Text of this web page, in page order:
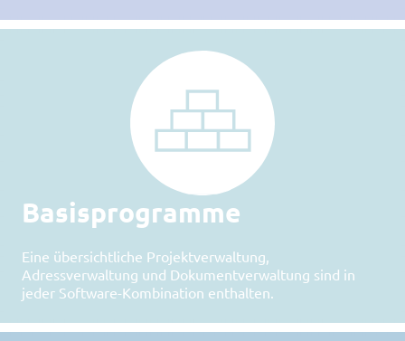
Basisprogramme
Eine übersichtliche Projektverwaltung,
Adressverwaltung und Dokumentverwaltung sind in
jeder Software-Kombination enthalten.